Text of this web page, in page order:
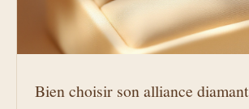
Bien choisir son alliance diamant